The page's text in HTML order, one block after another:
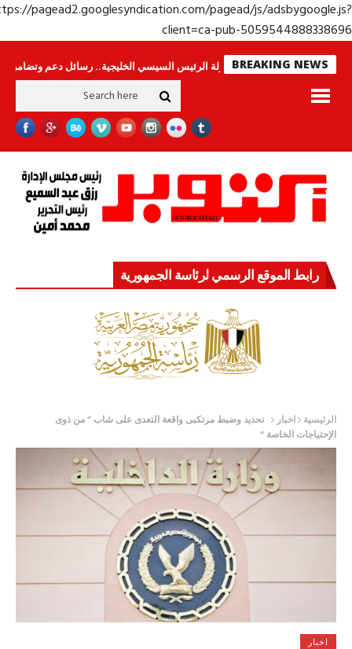
https://pagead2.googlesyndication.com/pagead/js/
client=ca-pub-
BREAKING NEWS
لا ينامون جولة الرئيس السيسي الخليجية.. رسائل دعم وتضامن للأشقاء
رابط الموقع الرسمي لرئاسة الجمهورية
الرئيسية اخبار تحديد وضبط مرتكبى واقعة التعدى على شاب ” من ذوى
الإحتياجات الخاصة “
اخبار